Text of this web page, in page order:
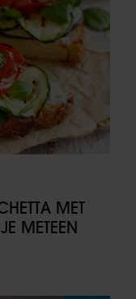
MET
METEEN